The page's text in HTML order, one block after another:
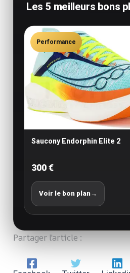
Les 5 meilleurs bons
Performance
Saucony Endorphin Elite 2
300 €
Voir le bon plan→
Partager l'article :